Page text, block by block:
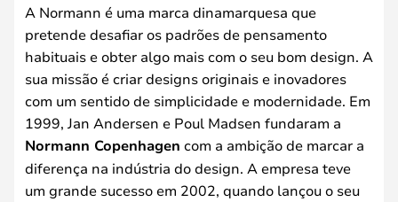
A Normann é uma marca dinamarquesa que
pretende desafiar os padrões de pensamento
habituais e obter algo mais com o seu bom design. A
sua missão é criar designs originais e inovadores
com um sentido de simplicidade e modernidade. Em
1999, Jan Andersen e Poul Madsen fundaram a
Normann Copenhagen com a ambição de marcar a
diferença na indústria do design. A empresa teve
um grande sucesso em 2002, quando lançou o seu